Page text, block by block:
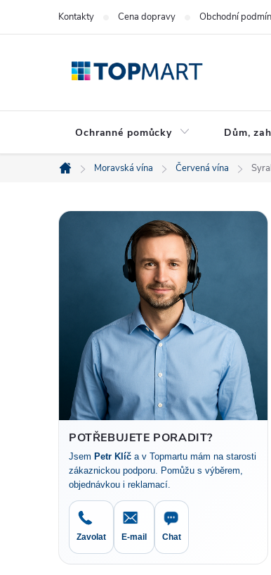
Kontakty Cena dopravy Obchodní
Ochranné pomůcky Dům,
Domů
Moravská vína Červená vína
P
a
n
n
p
POTŘEBUJETE PORADIT?
Jsem Petr Klíč a v Topmartu mám na starosti
zákaznickou podporu. Pomůžu s výběrem,
objednávkou i reklamací.
Zavolat E-mail Chat